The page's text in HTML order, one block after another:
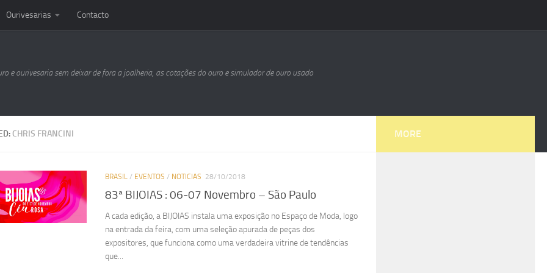
Ourivesarias Contacto
e ourivesaria sem deixar de fora a joalheria, as cotações do ouro e simulador de ouro usado
CHRIS FRANCINI
BRASIL / EVENTOS / NOTICIAS 28/10/2018
83ª BIJOIAS : 06-07 Novembro – São Paulo
A cada edição, a BIJOIAS instala uma exposição no Espaço de Moda, logo
na entrada da feira, com uma seleção apurada de peças dos
expositores, que funciona como uma verdadeira vitrine de tendências
que...
MORE